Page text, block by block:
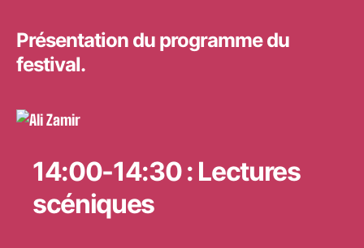
Présentation du programme du
festival.
14:00-14:30 : Lectures
scéniques